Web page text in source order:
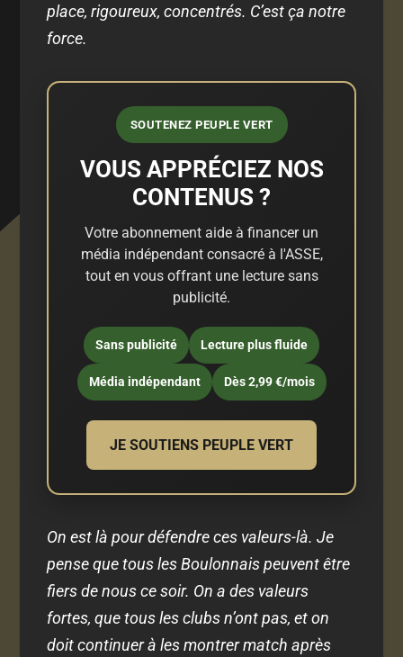
place, rigoureux, concentrés. C’est ça notre
force.
SOUTENEZ PEUPLE VERT
VOUS APPRÉCIEZ NOS
CONTENUS ?
Votre abonnement aide à financer un
média indépendant consacré à l'ASSE,
tout en vous offrant une lecture sans
publicité.
Sans publicité Lecture plus fluide
Média indépendant Dès 2,99 €/mois
JE SOUTIENS PEUPLE VERT
On est là pour défendre ces valeurs-là. Je
pense que tous les Boulonnais peuvent être
fiers de nous ce soir. On a des valeurs
fortes, que tous les clubs n’ont pas, et on
doit continuer à les montrer match après